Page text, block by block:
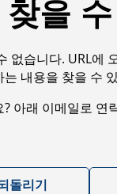
을
없습니다. URL에
내용을 찾을 수
아래 이메일로 연
돌리기